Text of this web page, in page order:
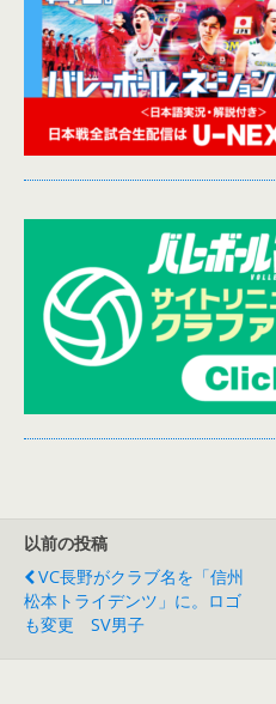
以前の投稿
VC長野がクラブ名を「信州
松本トライデンツ」に。ロゴ
も変更 SV男子